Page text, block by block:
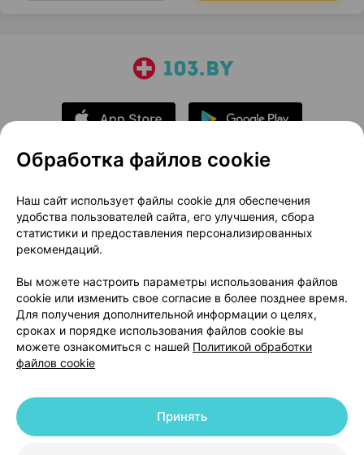
О проекте
Новости проекта
Размещение рекламы
Медицинский маркетинг
Публичный договор
Доставка
Способы оплаты
Вакансии
Партнеры
Написать руководителю 103.by
Написать в поддержку
Персональные настройки Cookie
© 2026 ООО «Артокс Лаб», УНП 191700409 | 220012, Республика Беларусь,
Обработка файлов cookie
Наш сайт использует файлы cookie для обеспечения
удобства пользователей сайта, его улучшения, сбора
статистики и предоставления персонализированных
рекомендаций.
Вы можете настроить параметры использования файлов
cookie или изменить свое согласие в более позднее время.
Для получения дополнительной информации о целях,
сроках и порядке использования файлов cookie вы
можете ознакомиться с нашей Политикой обработки
файлов cookie
Принять